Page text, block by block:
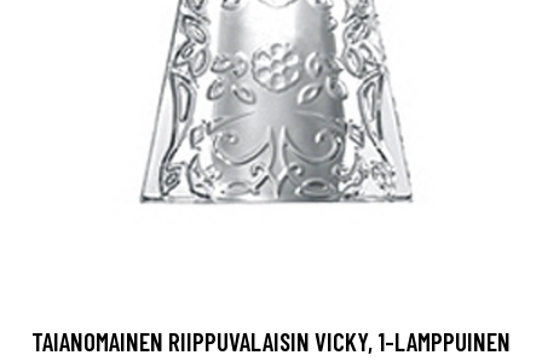
TAIANOMAINEN RIIPPUVALAISIN VICKY, 1-LAMPPUINEN